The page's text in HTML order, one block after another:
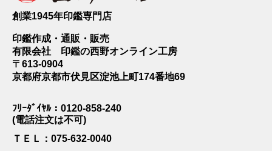
創業1945年印鑑専門店
印鑑作成・通販・販売
有限会社 印鑑の西野オンライン工房
〒613-0904
京都府京都市伏見区淀池上町174番地69
ﾌﾘｰﾀﾞｲﾔﾙ：0120-858-240
(電話注文は不可)
ＴＥＬ：075-632-0040